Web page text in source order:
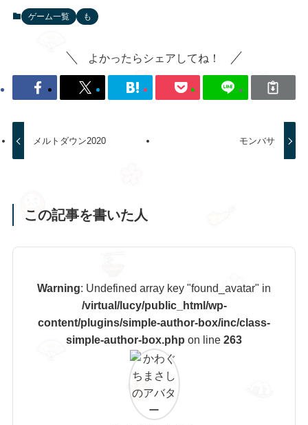
ゲーム一覧 も
よかったらシェアしてね！
メルトダウン2020 モンバサ
この記事を書いた人
Warning: Undefined array key "found_avatar" in
/virtual/lucy/public_html/wp-
content/plugins/simple-author-box/inc/class-
simple-author-box.php on line 263